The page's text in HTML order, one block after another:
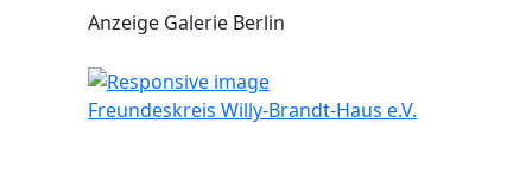
Anzeige Galerie Berlin
Freundeskreis Willy-Brandt-Haus e.V.